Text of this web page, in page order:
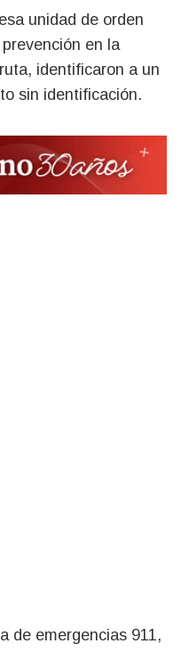
unidad de orden
en la
identificaron a un
sin identificación.
de emergencias 911,